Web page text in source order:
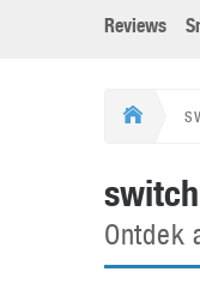
Merken
Apple
Honor
Huawei
Reviews
switch
Ontdek